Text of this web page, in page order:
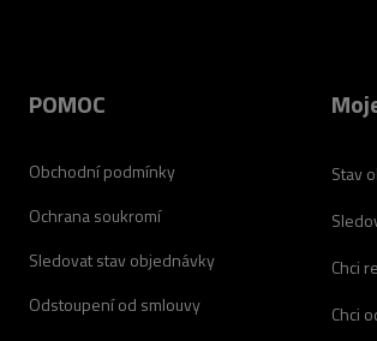
POMOC
Obchodní podmínky
Ochrana soukromí
Sledovat stav objednávky
Odstoupení od smlouvy
Stav
Chci
Chci